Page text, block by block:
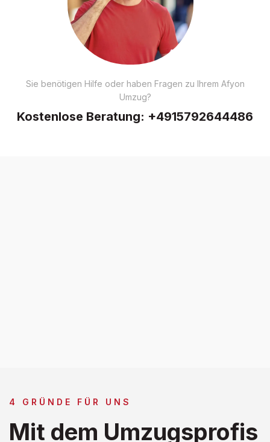
Sie benötigen Hilfe oder haben Fragen zu Ihrem Afyon
Umzug?
Kostenlose Beratung: +4915792644486
4 GRÜNDE FÜR UNS
Mit dem Umzugsprofis